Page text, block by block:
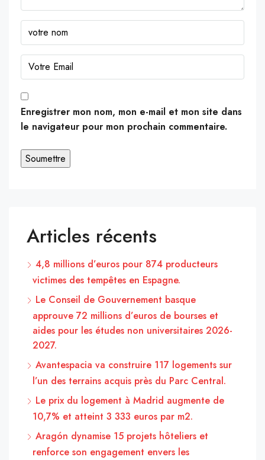
Enregistrer mon nom, mon e-mail et mon site dans
le navigateur pour mon prochain commentaire.
Articles récents
4,8 millions d’euros pour 874 producteurs
victimes des tempêtes en Espagne.
Le Conseil de Gouvernement basque
approuve 72 millions d’euros de bourses et
aides pour les études non universitaires 2026-
2027.
Avantespacia va construire 117 logements sur
l’un des terrains acquis près du Parc Central.
Le prix du logement à Madrid augmente de
10,7% et atteint 3 333 euros par m2.
Aragón dynamise 15 projets hôteliers et
renforce son engagement envers les